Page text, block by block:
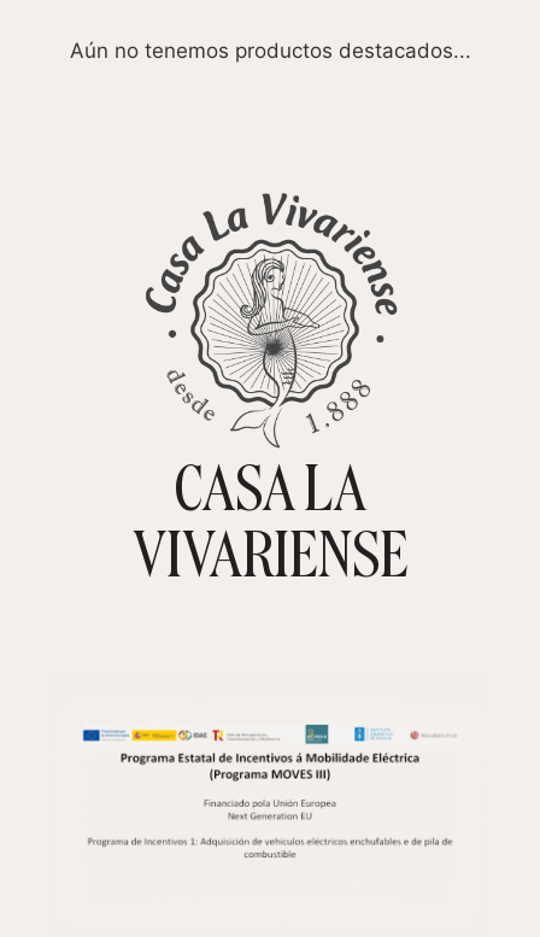
Aún no tenemos productos destacados...
TIENDA ONLINECASA LA
VIVARIENSE